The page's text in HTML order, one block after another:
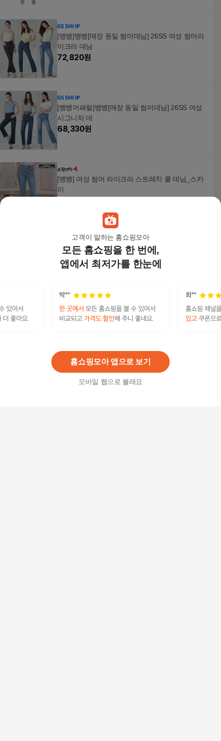
고객이 말하는 홈쇼핑모아
모든 홈쇼핑을 한 번에,
앱에서 최저가를 한눈에
홈쇼핑모아 앱으로 보기
모바일 웹으로 볼래요
[뱅뱅]뱅뱅[매장 동일 썸머데님] 26SS 여성 썸머라
이크라 데님
72,820원
[뱅뱅어패럴]뱅뱅[매장 동일 썸머데님] 26SS 여성
시그니처 데
68,330원
[뱅뱅] 여성 썸머 라이크라 스트레치 쿨 데님_스카
이
뱅뱅[매장 정품 동일! 썸머데님] 26SS 여성 썸머라
이크라 데님 3종
89,900 원
뱅뱅 25년 여성 썸머 라이크라 데님팬츠 3종